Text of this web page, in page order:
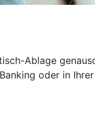
Ablage
oder in